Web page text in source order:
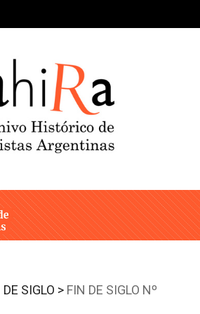
content
DE SIGLO > FIN DE SIGLO Nº